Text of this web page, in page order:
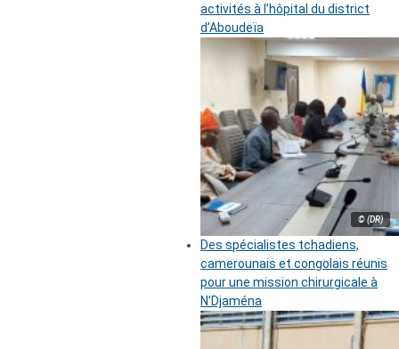
activités à l’hôpital du district
d’Aboudeïa
© (DR)
Des spécialistes tchadiens,
camerounais et congolais réunis
pour une mission chirurgicale à
N’Djaména